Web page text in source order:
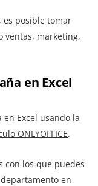
posible tomar
ventas, marketing,
en Excel
Excel usando la
ONLYOFFICE.
con los que puedes
en